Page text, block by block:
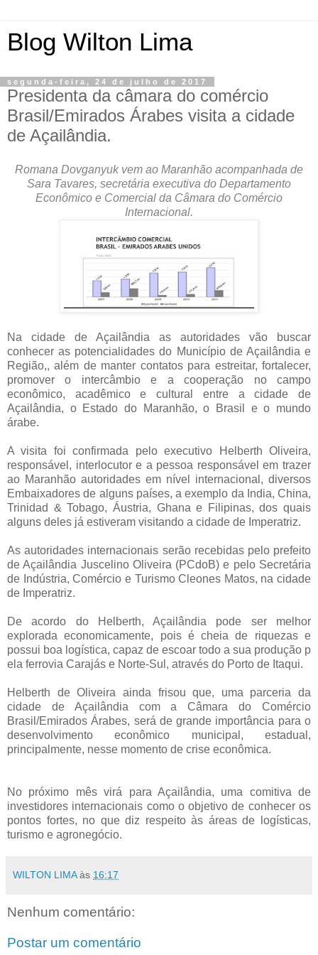
Blog Wilton Lima
segunda-feira, 24 de julho de 2017
Presidenta da câmara do comércio
Brasil/Emirados Árabes visita a cidade
de Açailândia.
Romana Dovganyuk vem ao Maranhão acompanhada de
Sara Tavares, secretária executiva do Departamento
Econômico e Comercial da Câmara do Comércio
Internacional.
Na cidade de Açailândia as autoridades vão buscar
conhecer as potencialidades do Município de Açailândia e
Região,, além de manter contatos para estreitar, fortalecer,
promover o intercâmbio e a cooperação no campo
econômico, acadêmico e cultural entre a cidade de
Açailândia, o Estado do Maranhão, o Brasil e o mundo
árabe.
A visita foi confirmada pelo executivo Helberth Oliveira,
responsável, interlocutor e a pessoa responsável em trazer
ao Maranhão autoridades em nível internacional, diversos
Embaixadores de alguns países, a exemplo da India, China,
Trinidad & Tobago, Áustria, Ghana e Filipinas, dos quais
alguns deles já estiveram visitando a cidade de Imperatriz.
As autoridades internacionais serão recebidas pelo prefeito
de Açailândia Juscelino Oliveira (PCdoB) e pelo Secretária
de Indústria, Comércio e Turismo Cleones Matos, na cidade
de Imperatriz.
De acordo do Helberth, Açailândia pode ser melhor
explorada economicamente, pois é cheia de riquezas e
possui boa logística, capaz de escoar todo a sua produção p
ela ferrovia Carajás e Norte-Sul, através do Porto de Itaqui.
Helberth de Oliveira ainda frisou que, uma parceria da
cidade de Açailândia com a Câmara do Comércio
Brasil/Emirados Árabes, será de grande importância para o
desenvolvimento econômico municipal, estadual,
principalmente, nesse momento de crise econômica.
No próximo mês virá para Açailândia, uma comitiva de
investidores internacionais como o objetivo de conhecer os
pontos fortes, no que diz respeito às áreas de logísticas,
turismo e agronegócio.
WILTON LIMA às 16:17
Nenhum comentário:
Postar um comentário